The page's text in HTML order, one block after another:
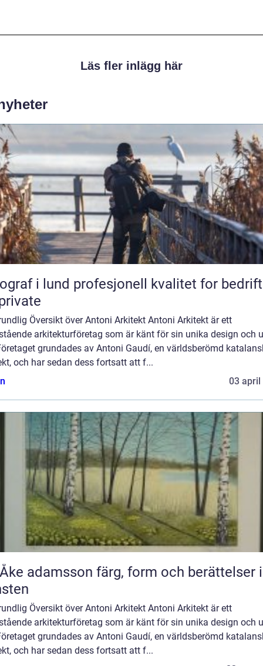
Läs fler inlägg här
profesjonell kvalitet for bedrifter
Översikt över Antoni Arkitekt Antoni Arkitekt är ett
arkitekturföretag som är känt för sin unika design och
grundades av Antoni Gaudí, en världsberömd
och har sedan dess fortsatt att f...
03 april
färg, form och berättelser i
Översikt över Antoni Arkitekt Antoni Arkitekt är ett
arkitekturföretag som är känt för sin unika design och
grundades av Antoni Gaudí, en världsberömd
och har sedan dess fortsatt att f...